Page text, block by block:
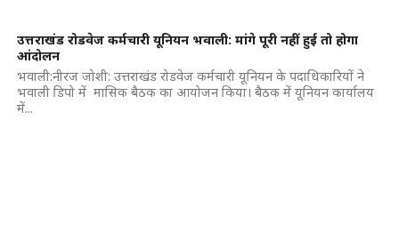
उत्तराखंड रोडवेज कर्मचारी यूनियन भवाली: मांगे पूरी नहीं हुई तो होगा
आंदोलन
भवाली:नीरज जोशी: उत्तराखंड रोडवेज कर्मचारी यूनियन के पदाधिकारियों ने
भवाली डिपो में मासिक बैठक का आयोजन किया। बैठक में यूनियन कार्यालय
में...